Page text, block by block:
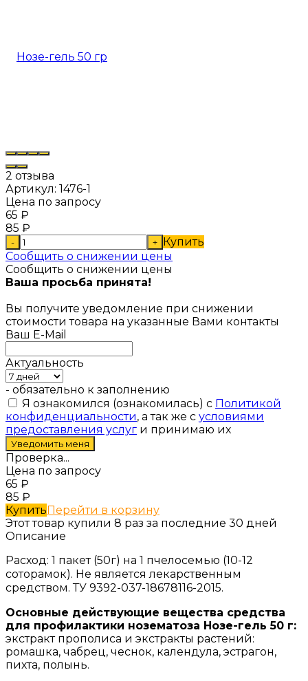
2 отзыва
Артикул: 1476-1
Цена по запросу
65 ₽
85 ₽
- + Купить
Сообщить о снижении цены
Сообщить о снижении цены
Ваша просьба принята!
Вы получите уведомление при снижении
стоимости товара на указанные Вами контакты
Ваш E-Mail
Актуальность
- обязательно к заполнению
Я ознакомился (ознакомилась) с Политикой
конфиденциальности, а так же с условиями
предоставления услуг и принимаю их
Проверка...
Цена по запросу
65 ₽
85 ₽
КупитьПерейти в корзину
Этот товар купили 8 раз за последние 30 дней
Описание
Расход: 1 пакет (50г) на 1 пчелосемью (10-12
соторамок). Не является лекарственным
средством. ТУ 9392-037-18678116-2015.
Основные действующие вещества средства
для профилактики нозематоза Нозе-гель 50 г:
экстракт прополиса и экстракты растений:
ромашка, чабрец, чеснок, календула, эстрагон,
пихта, полынь.